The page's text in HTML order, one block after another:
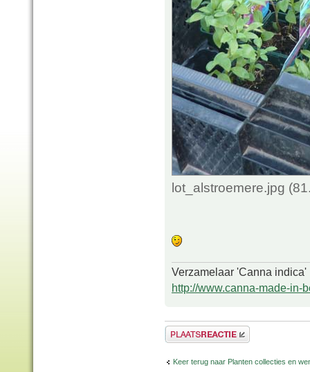
lot_alstroemere.jpg
Verzamelaar 'Canna indica'
http://www.canna-made-in-
Plaats een reactie
Keer terug naar Planten collecties en